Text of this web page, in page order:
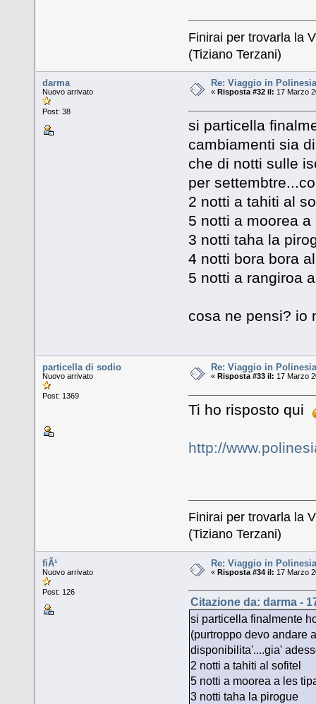
Finirai per trovarla la
(Tiziano Terzani)
darma
Nuovo arrivato
Post: 38
Re: Viaggio in
« Risposta #32 il: 17 Marzo
si particella
cambiamenti sia
che di notti sulle
per
2 notti a tahiti al
5 notti a moorea
3 notti taha la
4 notti bora bora
5 notti a rangiroa
cosa ne pensi? io
particella di sodio
Nuovo arrivato
Post: 1369
Re: Viaggio in
« Risposta #33 il: 17 Marzo
Ti ho risposto qui
http://
Finirai per trovarla la
(Tiziano Terzani)
fiÃ¹
Nuovo arrivato
Post: 126
Re: Viaggio in
«Risposta #34 il: 17 Marzo
Citazione da: darma -
si particella finalmente
(purtroppo devo andare
disponibilita'....gia'
2 notti a tahiti al sofitel
5 notti a moorea a les
3 notti taha la pirogue